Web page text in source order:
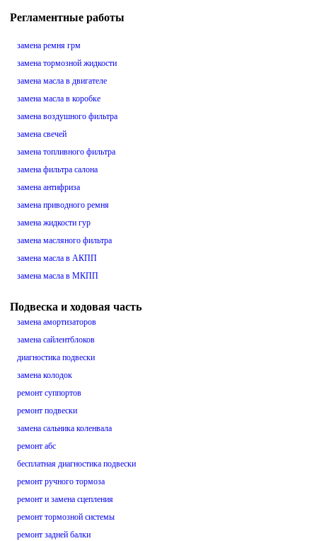
Регламентные работы
замена ремня грм
замена тормозной жидкости
замена масла в двигателе
замена масла в коробке
замена воздушного фильтра
замена свечей
замена топливного фильтра
замена фильтра салона
замена антифриза
замена приводного ремня
замена жидкости гур
замена масляного фильтра
замена масла в АКПП
замена масла в МКПП
Подвеска и ходовая часть
замена амортизаторов
замена сайлентблоков
диагностика подвески
замена колодок
ремонт суппортов
ремонт подвески
замена сальника коленвала
ремонт абс
бесплатная диагностика подвески
ремонт ручного тормоза
ремонт и замена сцепления
ремонт тормозной системы
ремонт задней балки